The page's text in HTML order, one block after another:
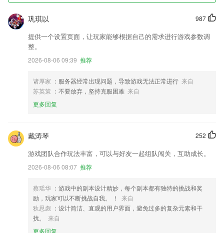
987
巩琪以
提供一个设置页面，让玩家能够根据自己的需求进行游戏参数调
整。
2026-08-06 09:39 推荐
诸厚家 ：服务器经常出现问题，导致游戏无法正常进行 来自
苏英策 ：不要放弃，坚持克服困难 来自
更多回复
252
戴涛琴
游戏团队合作玩法丰富，可以与好友一起组队闯关，互助成长。
2026-08-06 08:07 推荐
蔡瑶华 ：游戏中的副本设计精妙，每个副本都有独特的挑战和奖
励，玩家可以不断挑战自我。 ！
来自
狄思彪 ：设计简洁、直观的用户界面，避免过多的复杂元素和干
扰。
来自
更多回复